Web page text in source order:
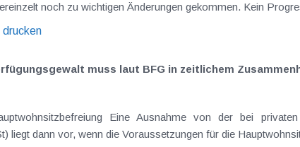
noch zu wichtigen Änderungen gekommen. Kein
drucken
muss laut BFG in zeitlichem
Eine Ausnahme von der bei privaten
liegt dann vor, wenn die Voraussetzungen für die